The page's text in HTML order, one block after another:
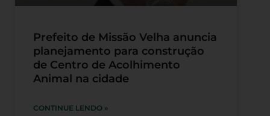
Prefeito de Missão Velha anuncia
planejamento para construção
de Centro de Acolhimento
Animal na cidade
CONTINUE LENDO »